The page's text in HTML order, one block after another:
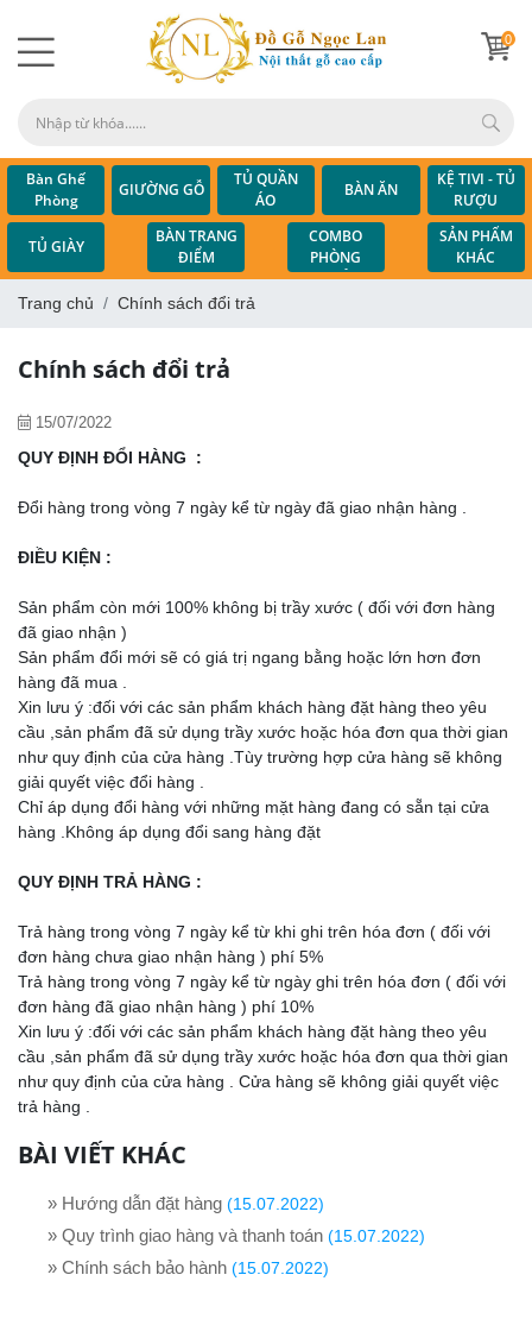
0
Bàn Ghế
Phòng
Khách
GIƯỜNG GỖ
TỦ QUẦN
ÁO
BÀN ĂN
KỆ TIVI - TỦ
RƯỢU
TỦ GIÀY
BÀN TRANG
ĐIỂM
COMBO
PHÒNG
NGỦ
SẢN PHẨM
KHÁC
Trang chủ Chính sách đổi trả
Chính sách đổi trả
15/07/2022
QUY ĐỊNH ĐỔI HÀNG :
Đổi hàng trong vòng 7 ngày kể từ ngày đã giao nhận hàng .
ĐIỀU KIỆN :
Sản phẩm còn mới 100% không bị trầy xước ( đối với đơn hàng
đã giao nhận )
Sản phẩm đổi mới sẽ có giá trị ngang bằng hoặc lớn hơn đơn
hàng đã mua .
Xin lưu ý :đối với các sản phẩm khách hàng đặt hàng theo yêu
cầu ,sản phẩm đã sử dụng trầy xước hoặc hóa đơn qua thời gian
như quy định của cửa hàng .Tùy trường hợp cửa hàng sẽ không
giải quyết việc đổi hàng .
Chỉ áp dụng đổi hàng với những mặt hàng đang có sẵn tại cửa
hàng .Không áp dụng đổi sang hàng đặt
QUY ĐỊNH TRẢ HÀNG :
Trả hàng trong vòng 7 ngày kể từ khi ghi trên hóa đơn ( đối với
đơn hàng chưa giao nhận hàng ) phí 5%
Trả hàng trong vòng 7 ngày kể từ ngày ghi trên hóa đơn ( đối với
đơn hàng đã giao nhận hàng ) phí 10%
Xin lưu ý :đối với các sản phẩm khách hàng đặt hàng theo yêu
cầu ,sản phẩm đã sử dụng trầy xước hoặc hóa đơn qua thời gian
như quy định của cửa hàng . Cửa hàng sẽ không giải quyết việc
trả hàng .
BÀI VIẾT KHÁC
» Hướng dẫn đặt hàng (15.07.2022)
» Quy trình giao hàng và thanh toán (15.07.2022)
» Chính sách bảo hành (15.07.2022)